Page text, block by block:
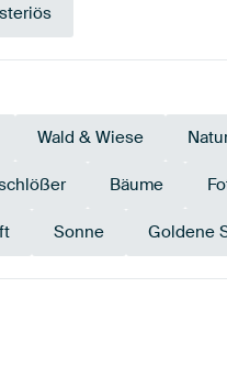
Wald & Wiese
Bäume
Sonne Goldene